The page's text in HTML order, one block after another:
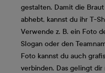
gestalten. Damit die
abhebt, kannst du ihr T-
Verwende z. B. ein Foto
Slogan oder den
Foto kannst du auch
verbinden. Das gelingt dir